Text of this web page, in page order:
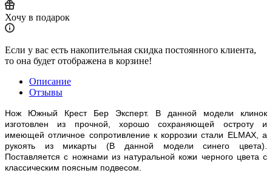
Хочу в подарок
Если у вас есть накопительная скидка постоянного клиента,
то она будет отображена в корзине!
Описание
Отзывы
Нож Южный Крест Бер Эксперт. В данной модели клинок
изготовлен из прочной, хорошо сохраняющей остроту и
имеющей отличное сопротивление к коррозии стали ELMAX, а
рукоять из микарты (В данной модели синего цвета).
Поставляется с ножнами из натуральной кожи черного цвета с
классическим поясным подвесом.